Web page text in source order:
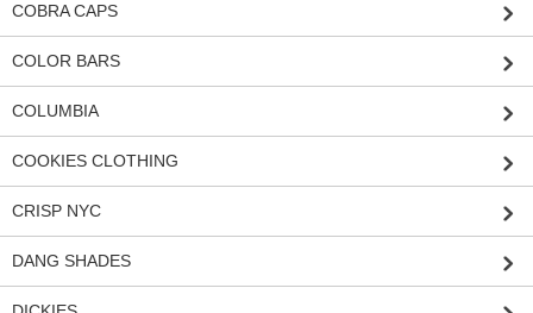
COBRA CAPS
COLOR BARS
COLUMBIA
COOKIES CLOTHING
CRISP NYC
DANG SHADES